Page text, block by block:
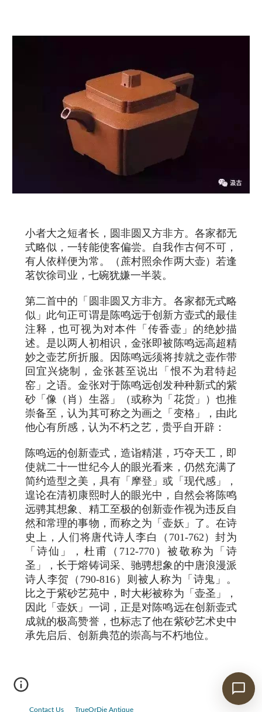
小者大之短者长，圆非圆又方非方。各家都无
式略似，一转能使客偏尝。自我作古何不可，
有人依样便为常。（蔗村照余作两大壶）若逢
茗饮徐司业，七碗犹嫌一半装。
第二首中的「圆非圆又方非方。各家都无式略
似」此句正可谓是陈鸣远于创新方壶式的最佳
注释，也可视为对本件「传香壶」的绝妙描
述。是以两人初相识，金张即被陈鸣远高超精
妙之壶艺所折服。因陈鸣远须将抟就之壶作带
回宜兴烧制，金张甚至说出「恨不为君特起
窑」之语。金张对于陈鸣远创发种种新式的紫
砂「像（肖）生器」（或称为「花货」）也推
崇备至，认为其可称之为画之「变格」，由此
他心有所感，认为不朽之艺，贵乎自开辟：
陈鸣远的创新壶式，造诣精湛，巧夺天工，即
使就二十一世纪今人的眼光看来，仍然充满了
简约造型之美，具有「摩登」或「现代感」，
遑论在清初康熙时人的眼光中，自然会将陈鸣
远骋其想象、精工至极的创新壶作视为违反自
然和常理的事物，而称之为「壶妖」了。在诗
史上，人们将唐代诗人李白（701-762）封为
「诗仙」，杜甫（712-770）被敬称为「诗
圣」，长于熔铸词采、驰骋想象的中唐浪漫派
诗人李贺（790-816）则被人称为「诗鬼」。
比之于紫砂艺苑中，时大彬被称为「壶圣」，
因此「壶妖」一词，正是对陈鸣远在创新壶式
成就的极高赞誉，也标志了他在紫砂艺术史中
承先启后、创新典范的崇高与不朽地位。
Contact Us TrueOrDie Antique